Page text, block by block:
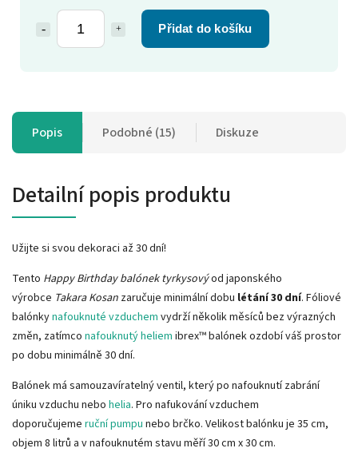
Přidat do košíku
Popis Podobné (15) Diskuze
Detailní popis produktu
Užijte si svou dekoraci až 30 dní!
Tento Happy Birthday balónek tyrkysovýod japonského
výrobce Takara Kosan zaručuje minimální dobu létání 30 dní. Fóliové
balónkynafouknuté vzduchem vydrží několik měsíců bez výrazných
změn, zatímco nafouknutý heliem ibrex™ balónek ozdobí váš prostor
po dobu minimálně 30 dní.
Balónek má samouzavíratelný ventil, který po nafouknutí zabrání
úniku vzduchu nebo helia. Pro nafukování vzduchem
doporučujeme ruční pumpu nebo brčko. Velikost balónku je 35 cm,
objem 8 litrů a v nafouknutém stavu měří 30 cm x 30 cm.